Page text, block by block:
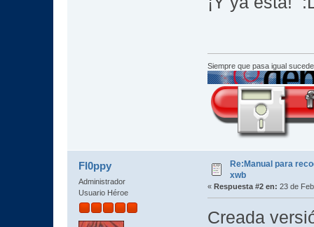
Siempre que pasa igual
Fl0ppy
Administrador
Usuario Héroe
Re:Manual para
xwb
« Respuesta #2 en: 23 de
Creada